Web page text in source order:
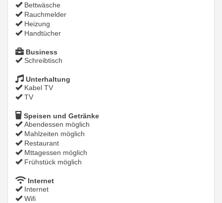
Bettwäsche
Rauchmelder
Heizung
Handtücher
Business
Schreibtisch
Unterhaltung
Kabel TV
TV
Speisen und Getränke
Abendessen möglich
Mahlzeiten möglich
Restaurant
Mttagessen möglich
Frühstück möglich
Internet
Internet
Wifi